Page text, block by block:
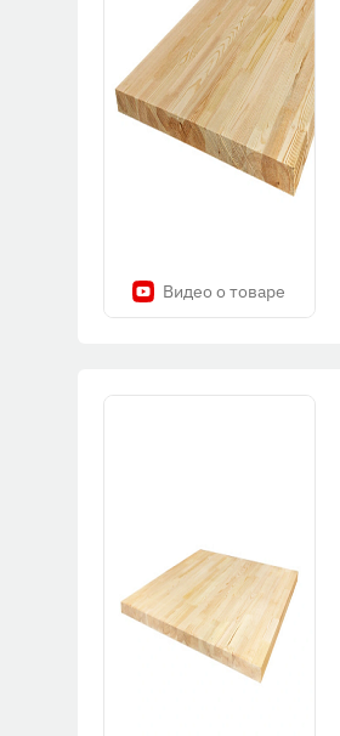
Видео о товаре